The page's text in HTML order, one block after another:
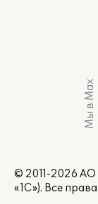
Мы в Max
© 2011-2026 АО
«1С»). Все